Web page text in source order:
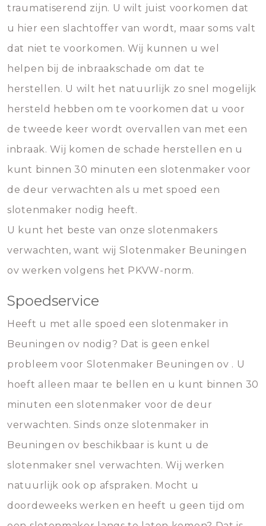
traumatiserend zijn. U wilt juist voorkomen dat
u hier een slachtoffer van wordt, maar soms valt
dat niet te voorkomen. Wij kunnen u wel
helpen bij de inbraakschade om dat te
herstellen. U wilt het natuurlijk zo snel mogelijk
hersteld hebben om te voorkomen dat u voor
de tweede keer wordt overvallen van met een
inbraak. Wij komen de schade herstellen en u
kunt binnen 30 minuten een slotenmaker voor
de deur verwachten als u met spoed een
slotenmaker nodig heeft.
U kunt het beste van onze slotenmakers
verwachten, want wij Slotenmaker Beuningen
ov werken volgens het PKVW-norm.
Spoedservice
Heeft u met alle spoed een slotenmaker in
Beuningen ov nodig? Dat is geen enkel
probleem voor Slotenmaker Beuningen ov . U
hoeft alleen maar te bellen en u kunt binnen 30
minuten een slotenmaker voor de deur
verwachten. Sinds onze slotenmaker in
Beuningen ov beschikbaar is kunt u de
slotenmaker snel verwachten. Wij werken
natuurlijk ook op afspraken. Mocht u
doordeweeks werken en heeft u geen tijd om